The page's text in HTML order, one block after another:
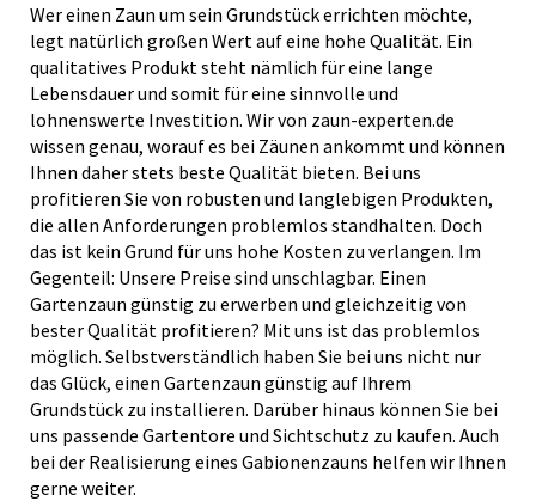
Wer einen Zaun um sein Grundstück errichten möchte,
legt natürlich großen Wert auf eine hohe Qualität. Ein
qualitatives Produkt steht nämlich für eine lange
Lebensdauer und somit für eine sinnvolle und
lohnenswerte Investition. Wir von zaun-experten.de
wissen genau, worauf es bei Zäunen ankommt und können
Ihnen daher stets beste Qualität bieten. Bei uns
profitieren Sie von robusten und langlebigen Produkten,
die allen Anforderungen problemlos standhalten. Doch
das ist kein Grund für uns hohe Kosten zu verlangen. Im
Gegenteil: Unsere Preise sind unschlagbar. Einen
Gartenzaun günstig zu erwerben und gleichzeitig von
bester Qualität profitieren? Mit uns ist das problemlos
möglich. Selbstverständlich haben Sie bei uns nicht nur
das Glück, einen Gartenzaun günstig auf Ihrem
Grundstück zu installieren. Darüber hinaus können Sie bei
uns passende Gartentore und Sichtschutz zu kaufen. Auch
bei der Realisierung eines Gabionenzauns helfen wir Ihnen
gerne weiter.